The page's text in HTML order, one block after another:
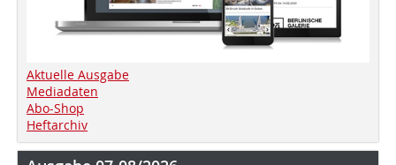
Aktuelle Ausgabe
Mediadaten
Abo-Shop
Heftarchiv